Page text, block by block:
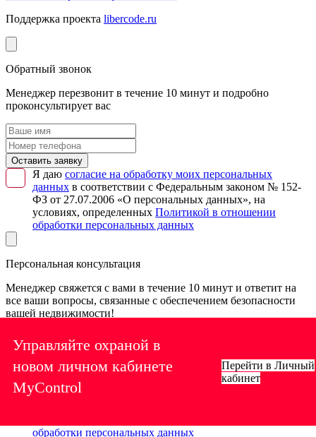
Поддержка проекта libercode.ru
Обратный звонок
Менеджер перезвонит в течение 10 минут и подробно
проконсультирует вас
Оставить заявку
Я даю согласие на обработку моих персональных
данных в соответствии с Федеральным законом № 152-
ФЗ от 27.07.2006 «О персональных данных», на
условиях, определенных Политикой в отношении
обработки персональных данных
Персональная консультация
Менеджер свяжется с вами в течение 10 минут и ответит на
все ваши вопросы, связанные с обеспечением безопасности
вашей недвижимости!
Нужна консультация
Я даю
согласие на обработку моих персональных
данныхв соответствии с Федеральным законом № 152-
обработки персональных данных
Управляйте охраной в
новом личном кабинете
MyControl
Перейти в Личный
кабинет